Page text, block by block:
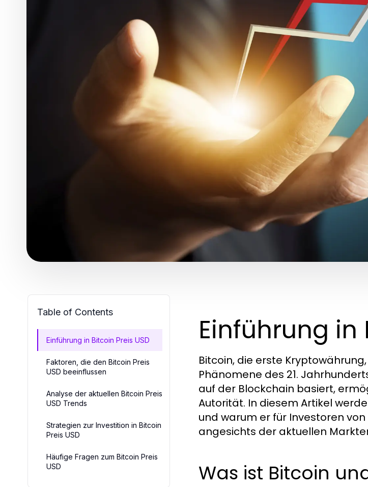
Table of Contents
Einführung in Bitcoin Preis USD
Faktoren, die den Bitcoin Preis
USD beeinflussen
Analyse der aktuellen Bitcoin Preis
USD Trends
Strategien zur Investition in Bitcoin
Preis USD
Häufige Fragen zum Bitcoin Preis
USD
Einführung in
Bitcoin, die erste
Phänomene des 21.
auf der Blockchain basiert,
Autorität. In diesem Artikel
und warum er für Investoren
angesichts der aktuellen
Was ist Bitcoin